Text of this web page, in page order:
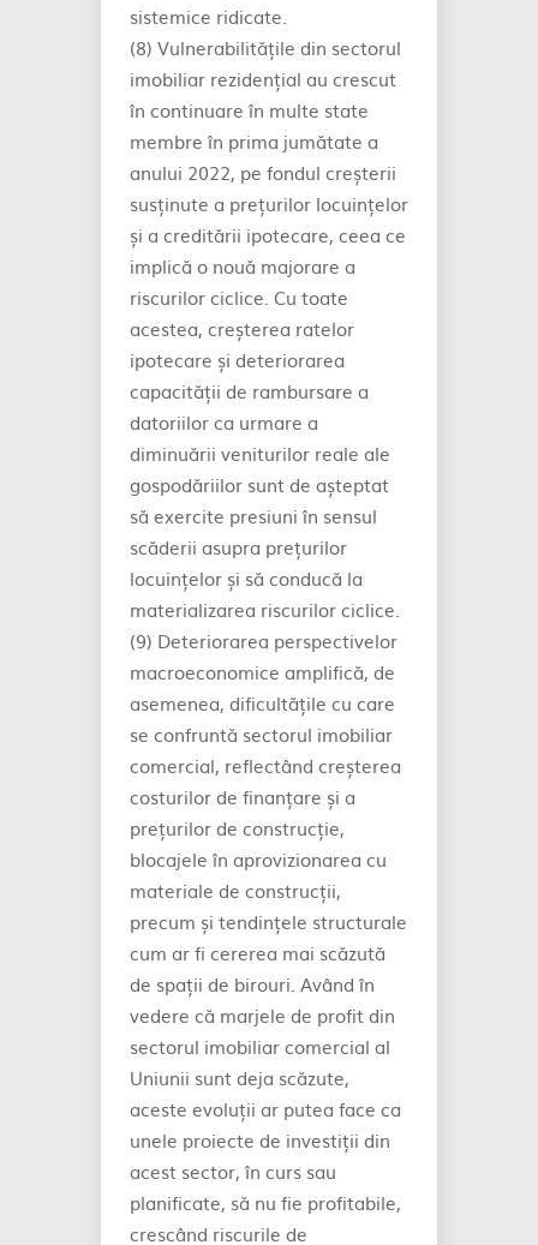
sistemice ridicate.
(8) Vulnerabilitățile din sectorul
imobiliar rezidențial au crescut
în continuare în multe state
membre în prima jumătate a
anului 2022, pe fondul creșterii
susținute a prețurilor locuințelor
și a creditării ipotecare, ceea ce
implică o nouă majorare a
riscurilor ciclice. Cu toate
acestea, creșterea ratelor
ipotecare și deteriorarea
capacității de rambursare a
datoriilor ca urmare a
diminuării veniturilor reale ale
gospodăriilor sunt de așteptat
să exercite presiuni în sensul
scăderii asupra prețurilor
locuințelor și să conducă la
materializarea riscurilor ciclice.
(9) Deteriorarea perspectivelor
macroeconomice amplifică, de
asemenea, dificultățile cu care
se confruntă sectorul imobiliar
comercial, reflectând creșterea
costurilor de finanțare și a
prețurilor de construcție,
blocajele în aprovizionarea cu
materiale de construcții,
precum și tendințele structurale
cum ar fi cererea mai scăzută
de spații de birouri. Având în
vedere că marjele de profit din
sectorul imobiliar comercial al
Uniunii sunt deja scăzute,
aceste evoluții ar putea face ca
unele proiecte de investiții din
acest sector, în curs sau
planificate, să nu fie profitabile,
crescând riscurile de